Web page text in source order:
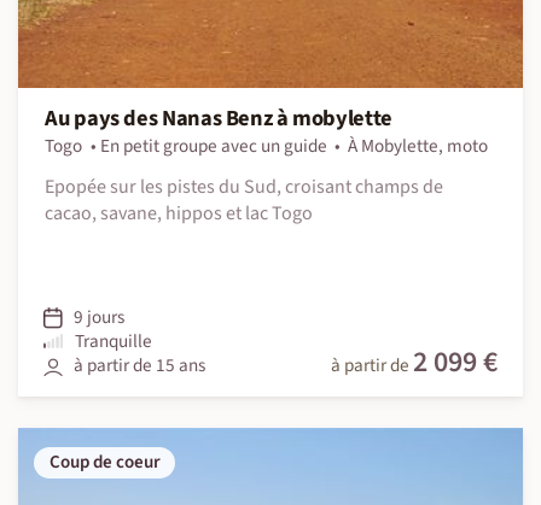
Au pays des Nanas Benz à mobylette
Togo En petit groupe avec un guide
À Mobylette, moto
Epopée sur les pistes du Sud, croisant champs de
cacao, savane, hippos et lac Togo
9 jours
Tranquille
à partir de 15 ans
à partir de 2 099 €
Coup de coeur